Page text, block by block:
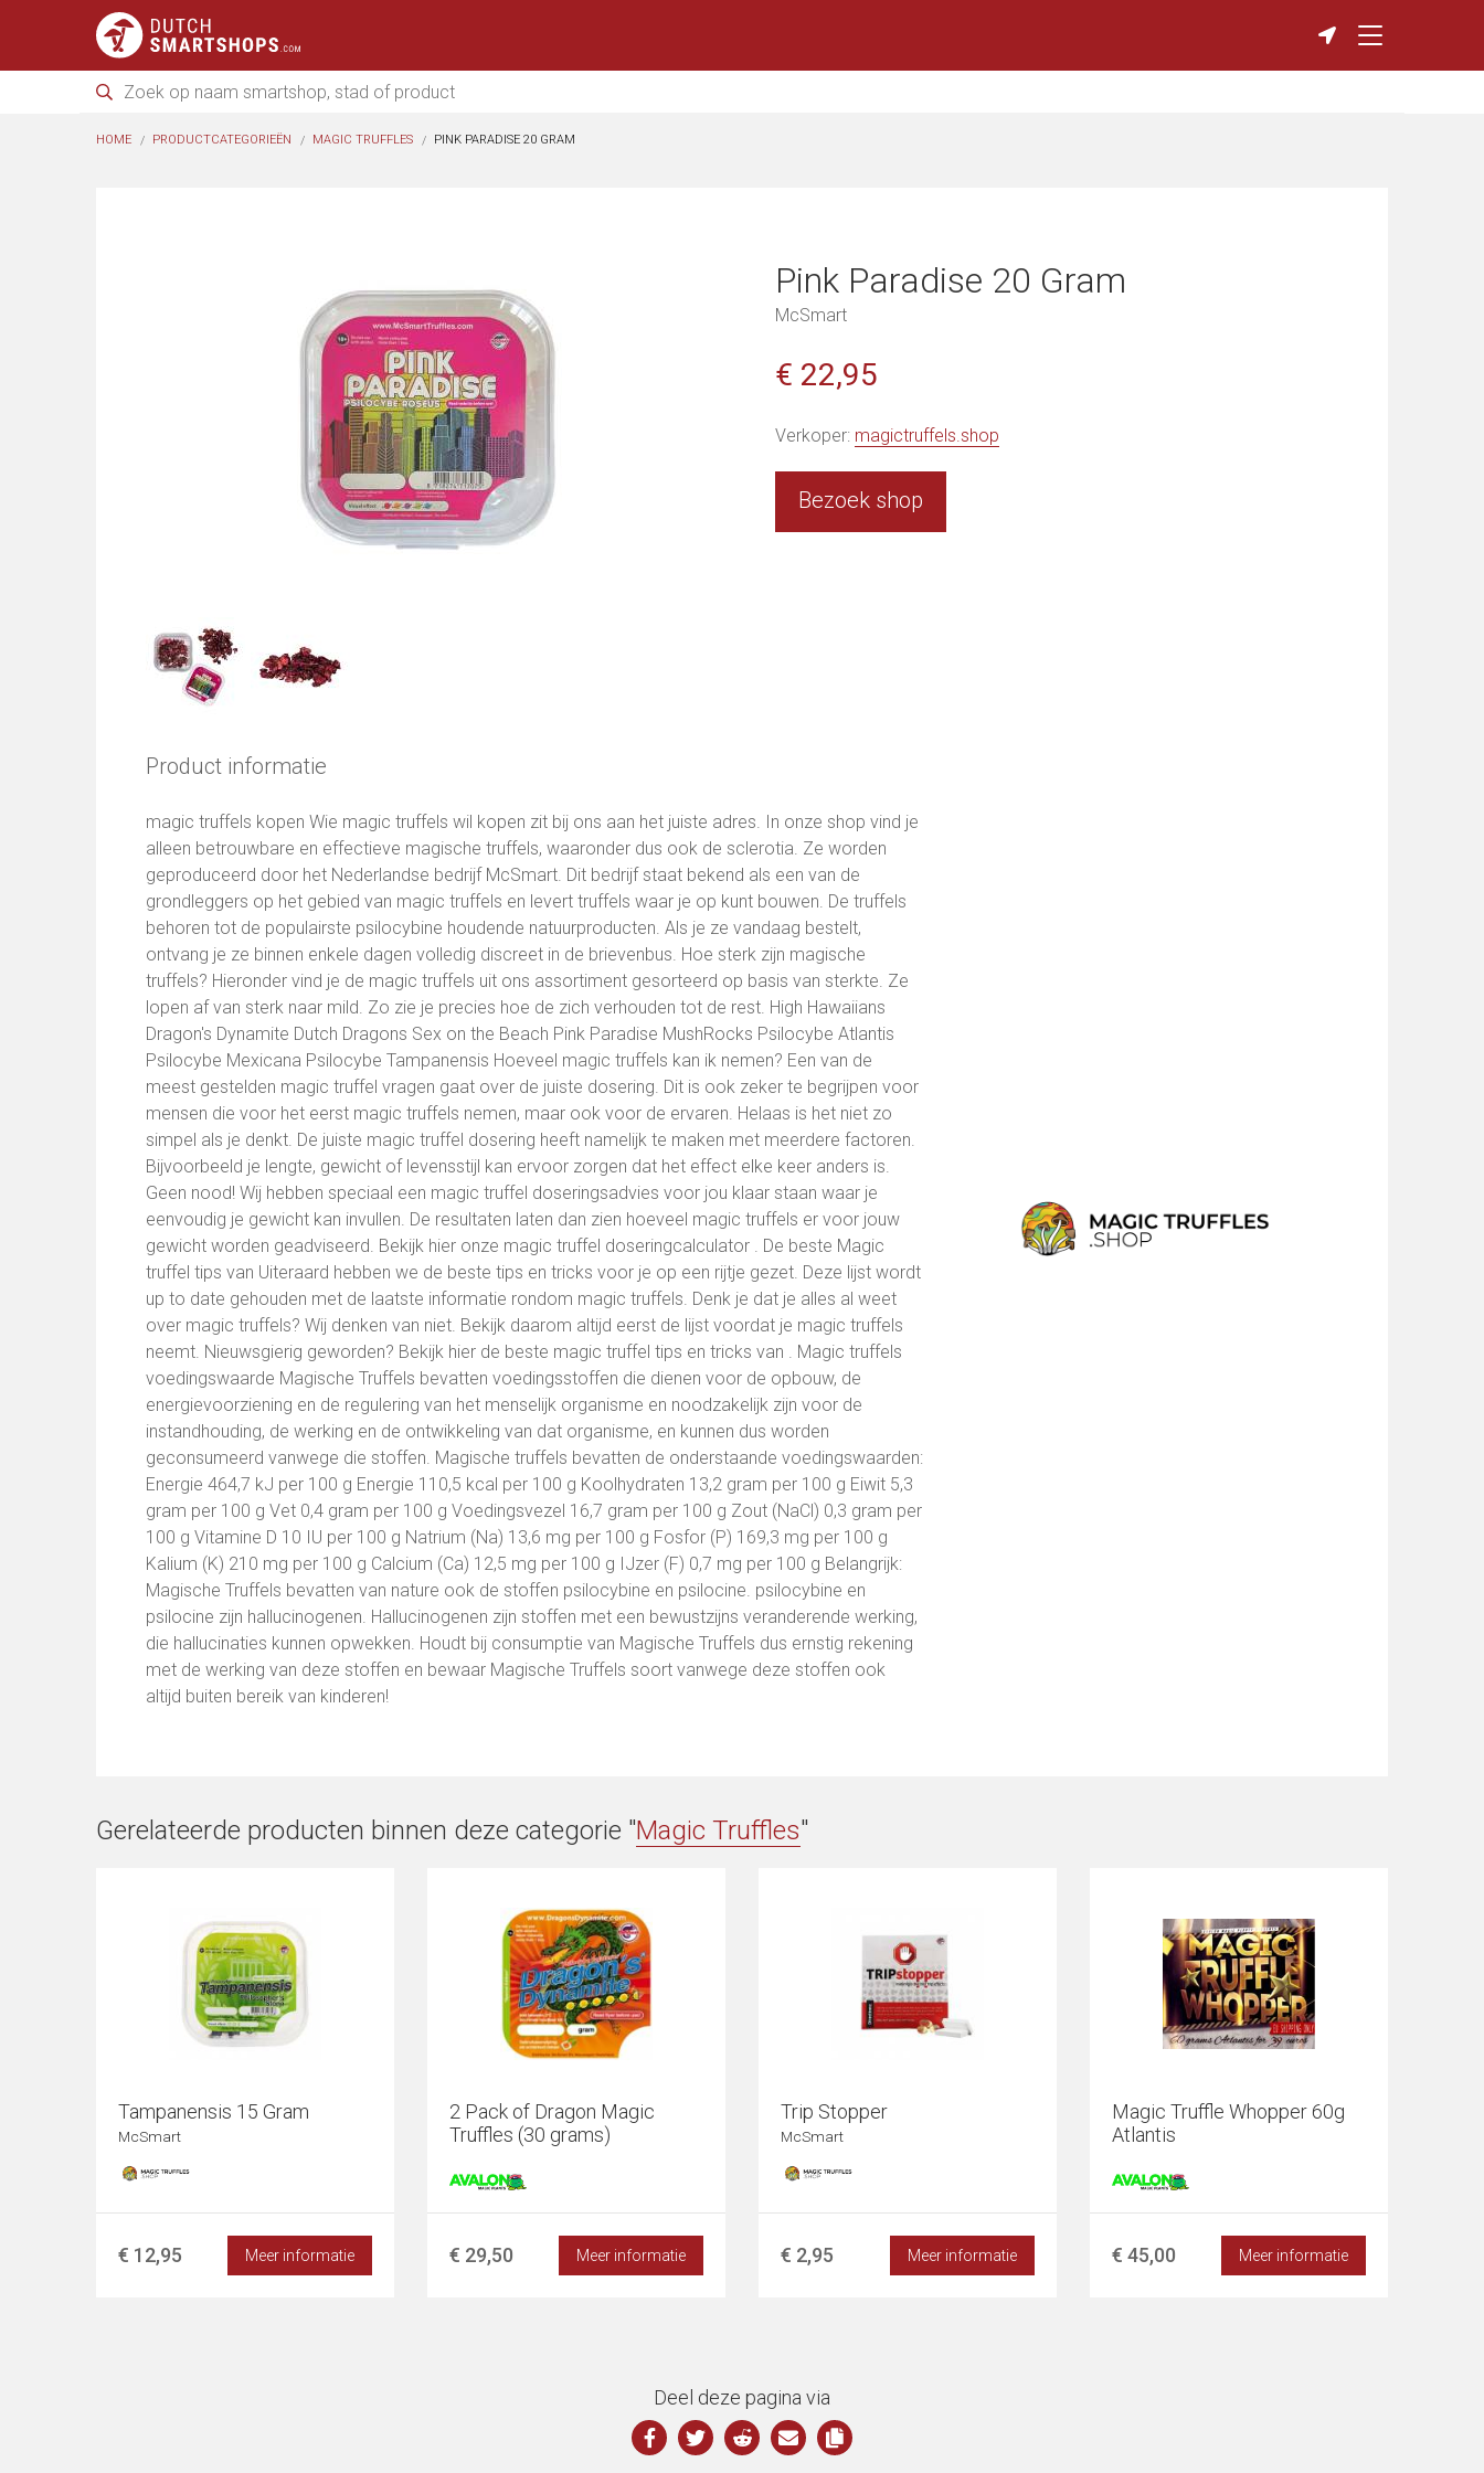
HOME PRODUCTCATEGORIEËN MAGIC TRUFFLES PINK PARADISE 20 GRAM
Pink Paradise 20 Gram
McSmart
€ 22,95
Verkoper: magictruffels.shop
Bezoek shop
Product informatie
magic truffels kopen Wie magic truffels wil kopen zit bij ons aan het juiste adres. In onze shop vind je
alleen betrouwbare en effectieve magische truffels, waaronder dus ook de sclerotia. Ze worden
geproduceerd door het Nederlandse bedrijf McSmart. Dit bedrijf staat bekend als een van de
grondleggers op het gebied van magic truffels en levert truffels waar je op kunt bouwen. De truffels
behoren tot de populairste psilocybine houdende natuurproducten. Als je ze vandaag bestelt,
ontvang je ze binnen enkele dagen volledig discreet in de brievenbus. Hoe sterk zijn magische
truffels? Hieronder vind je de magic truffels uit ons assortiment gesorteerd op basis van sterkte. Ze
lopen af van sterk naar mild. Zo zie je precies hoe de zich verhouden tot de rest. High Hawaiians
Dragon's Dynamite Dutch Dragons Sex on the Beach Pink Paradise MushRocks Psilocybe Atlantis
Psilocybe Mexicana Psilocybe Tampanensis Hoeveel magic truffels kan ik nemen? Een van de
meest gestelden magic truffel vragen gaat over de juiste dosering. Dit is ook zeker te begrijpen voor
mensen die voor het eerst magic truffels nemen, maar ook voor de ervaren. Helaas is het niet zo
simpel als je denkt. De juiste magic truffel dosering heeft namelijk te maken met meerdere factoren.
Bijvoorbeeld je lengte, gewicht of levensstijl kan ervoor zorgen dat het effect elke keer anders is.
Geen nood! Wij hebben speciaal een magic truffel doseringsadvies voor jou klaar staan waar je
eenvoudig je gewicht kan invullen. De resultaten laten dan zien hoeveel magic truffels er voor jouw
gewicht worden geadviseerd. Bekijk hier onze magic truffel doseringcalculator . De beste Magic
truffel tips van Uiteraard hebben we de beste tips en tricks voor je op een rijtje gezet. Deze lijst wordt
up to date gehouden met de laatste informatie rondom magic truffels. Denk je dat je alles al weet
over magic truffels? Wij denken van niet. Bekijk daarom altijd eerst de lijst voordat je magic truffels
neemt. Nieuwsgierig geworden? Bekijk hier de beste magic truffel tips en tricks van . Magic truffels
voedingswaarde Magische Truffels bevatten voedingsstoffen die dienen voor de opbouw, de
energievoorziening en de regulering van het menselijk organisme en noodzakelijk zijn voor de
instandhouding, de werking en de ontwikkeling van dat organisme, en kunnen dus worden
geconsumeerd vanwege die stoffen. Magische truffels bevatten de onderstaande voedingswaarden:
Energie 464,7 kJ per 100 g Energie 110,5 kcal per 100 g Koolhydraten 13,2 gram per 100 g Eiwit 5,3
gram per 100 g Vet 0,4 gram per 100 g Voedingsvezel 16,7 gram per 100 g Zout (NaCl) 0,3 gram per
100 g Vitamine D 10 IU per 100 g Natrium (Na) 13,6 mg per 100 g Fosfor (P) 169,3 mg per 100 g
Kalium (K) 210 mg per 100 g Calcium (Ca) 12,5 mg per 100 g IJzer (F) 0,7 mg per 100 g Belangrijk:
Magische Truffels bevatten van nature ook de stoffen psilocybine en psilocine. psilocybine en
psilocine zijn hallucinogenen. Hallucinogenen zijn stoffen met een bewustzijns veranderende werking,
die hallucinaties kunnen opwekken. Houdt bij consumptie van Magische Truffels dus ernstig rekening
met de werking van deze stoffen en bewaar Magische Truffels soort vanwege deze stoffen ook
altijd buiten bereik van kinderen!
Gerelateerde producten binnen deze categorie "Magic Truffles"
Tampanensis 15 Gram
McSmart
€ 12,95 Meer informatie
2 Pack of Dragon Magic
Truffles (30 grams)
€ 29,50 Meer informatie
Trip Stopper
McSmart
€ 2,95 Meer informatie
Magic Truffle Whopper 60g
Atlantis
€ 45,00 Meer informatie
Deel deze pagina via